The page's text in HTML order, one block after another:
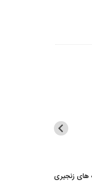
های زنجیری